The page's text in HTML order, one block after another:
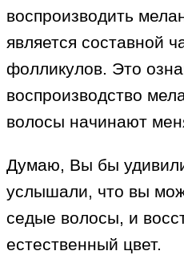
воспроизводить
является составной
фолликулов. Это
воспроизводство
волосы начинают
Думаю, Вы бы
услышали, что вы
седые волосы, и
естественный цвет.